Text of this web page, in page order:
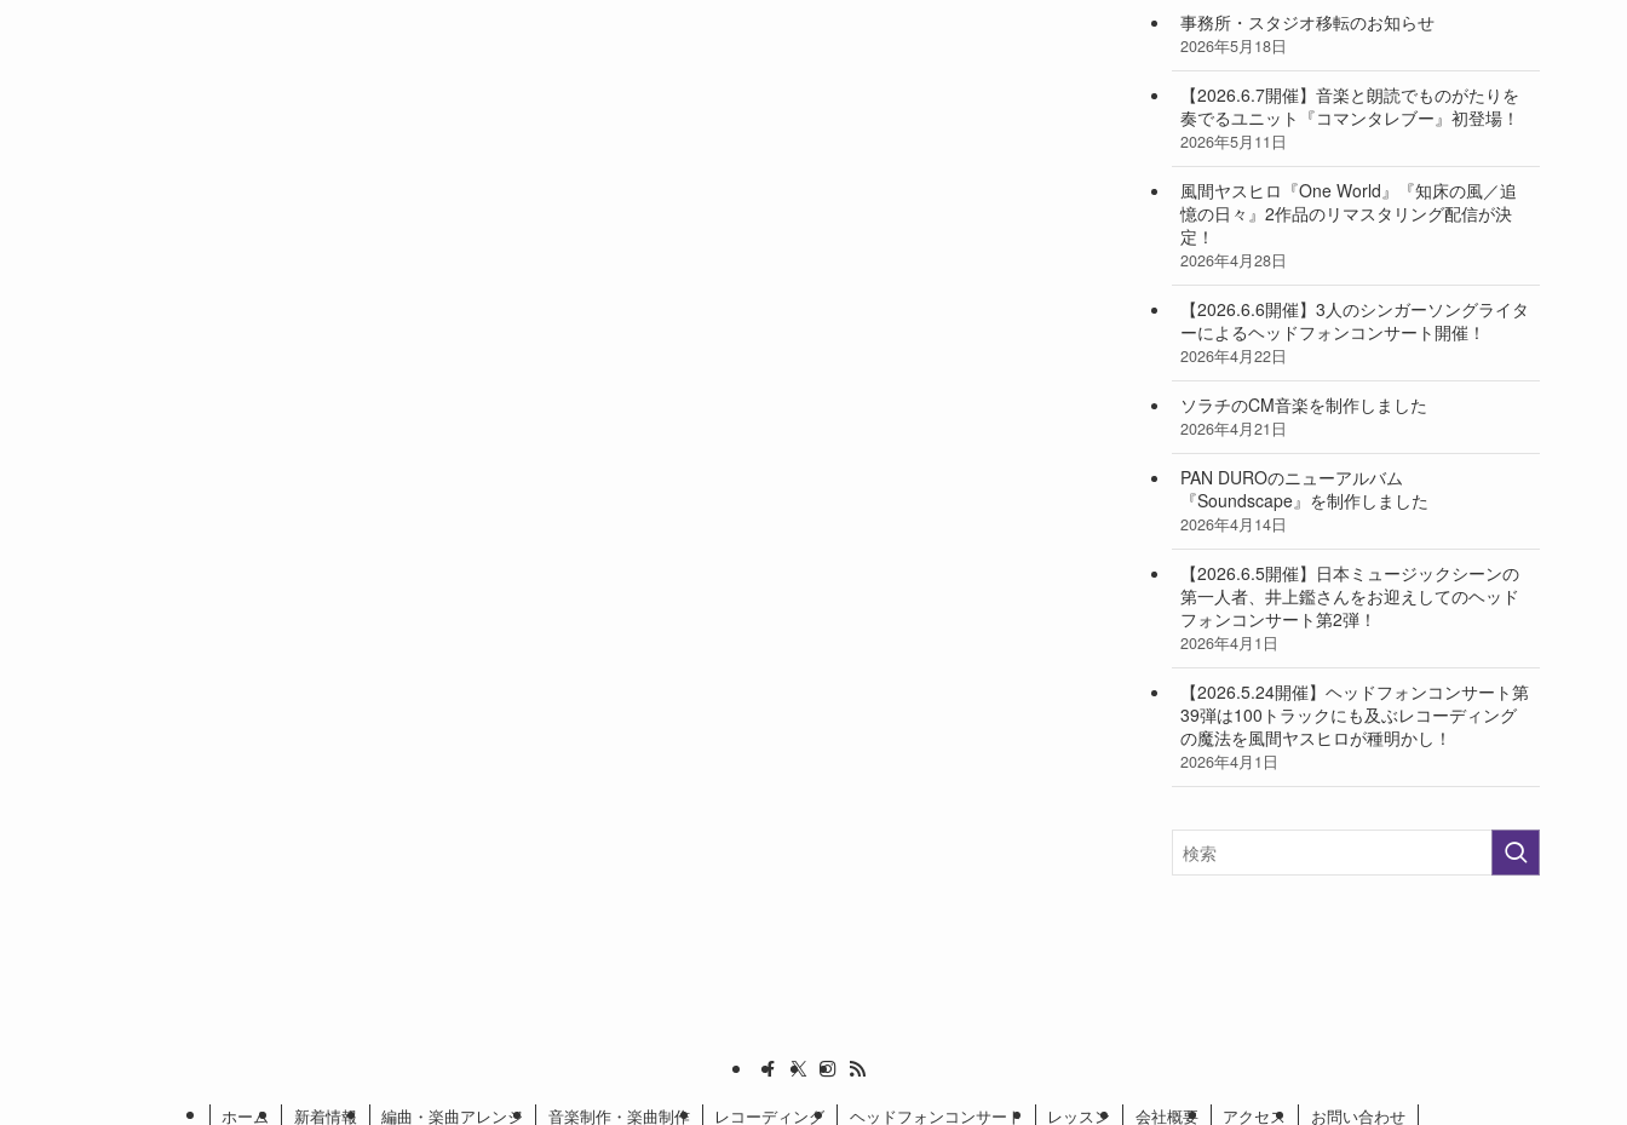
事務所・スタジオ移転のお知らせ
2026年5月18日
【2026.6.7開催】音楽と朗読でものがたりを
奏でるユニット『コマンタレブー』初登場！
2026年5月11日
風間ヤスヒロ『One World』『知床の風／追
憶の日々』2作品のリマスタリング配信が決
定！
2026年4月28日
【2026.6.6開催】3人のシンガーソングライタ
ーによるヘッドフォンコンサート開催！
2026年4月22日
ソラチのCM音楽を制作しました
2026年4月21日
PAN DUROのニューアルバム
『Soundscape』を制作しました
2026年4月14日
【2026.6.5開催】日本ミュージックシーンの
第一人者、井上鑑さんをお迎えしてのヘッド
フォンコンサート第2弾！
2026年4月1日
【2026.5.24開催】ヘッドフォンコンサート第
39弾は100トラックにも及ぶレコーディング
の魔法を風間ヤスヒロが種明かし！
2026年4月1日
ホーム 新着情報 編曲・楽曲アレンジ 音楽制作・楽曲制作 レコーディング ヘッドフォンコンサート レッスン 会社概要 アクセス お問い合わせ